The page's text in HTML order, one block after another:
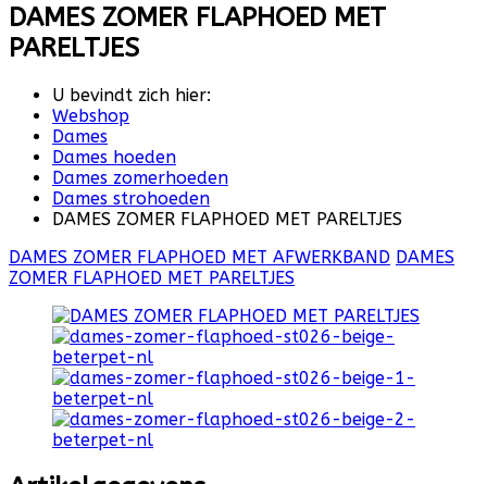
DAMES ZOMER FLAPHOED MET
PARELTJES
U bevindt zich hier:
Webshop
Dames
Dames hoeden
Dames zomerhoeden
Dames strohoeden
DAMES ZOMER FLAPHOED MET PARELTJES
DAMES ZOMER FLAPHOED MET AFWERKBAND DAMES
ZOMER FLAPHOED MET PARELTJES